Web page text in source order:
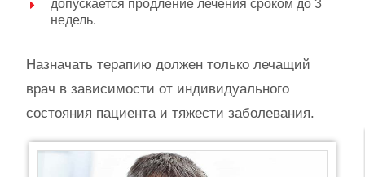
допускается продление лечения сроком до 3
недель.
Назначать терапию должен только лечащий
врач в зависимости от индивидуального
состояния пациента и тяжести заболевания.